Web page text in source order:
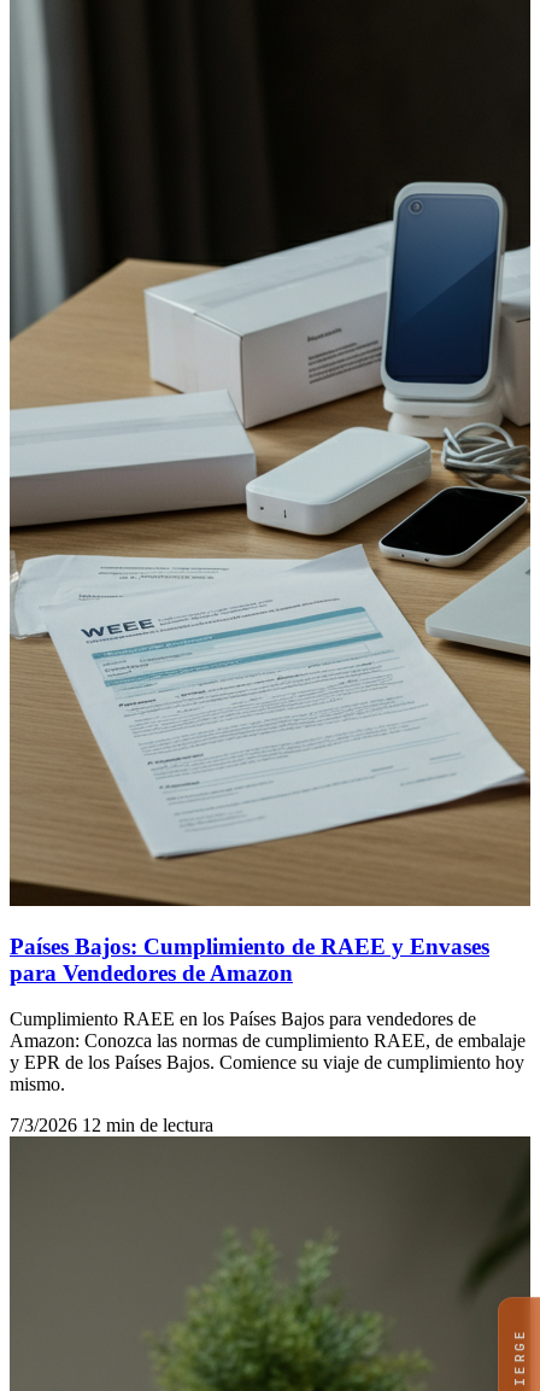
Países Bajos: Cumplimiento de RAEE y Envases
para Vendedores de Amazon
Cumplimiento RAEE en los Países Bajos para vendedores de
Amazon: Conozca las normas de cumplimiento RAEE, de embalaje
y EPR de los Países Bajos. Comience su viaje de cumplimiento hoy
mismo.
7/3/2026 12 min de lectura